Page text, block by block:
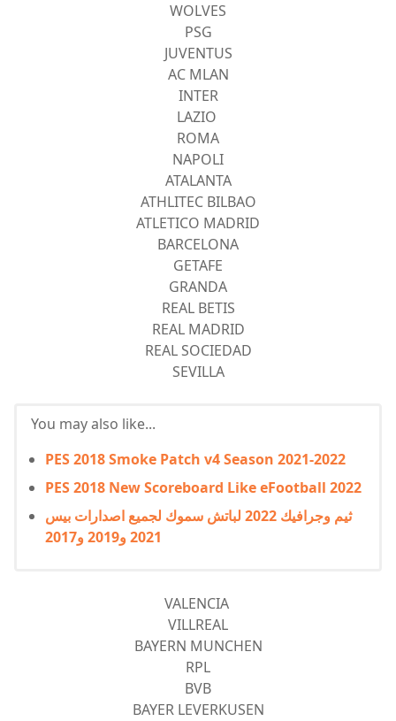
WOLVES
PSG
JUVENTUS
AC MLAN
INTER
LAZIO
ROMA
NAPOLI
ATALANTA
ATHLITEC BILBAO
ATLETICO MADRID
BARCELONA
GETAFE
GRANDA
REAL BETIS
REAL MADRID
REAL SOCIEDAD
SEVILLA
You may also like...
PES 2018 Smoke Patch v4 Season 2021-2022
PES 2018 New Scoreboard Like eFootball 2022
ثيم وجرافيك 2022 لباتش سموك لجميع اصدارات بيس
2021 و2019 و2017
VALENCIA
VILLREAL
BAYERN MUNCHEN
RPL
BVB
BAYER LEVERKUSEN